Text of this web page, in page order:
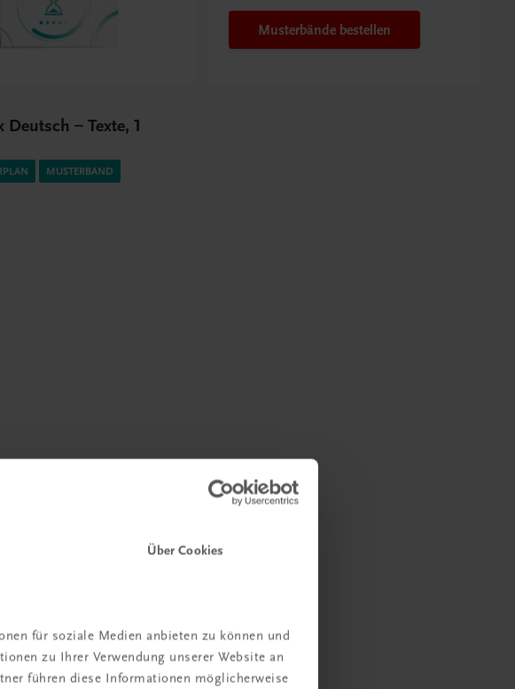
Über Cookies
für soziale Medien anbieten zu können und
zu Ihrer Verwendung unserer Website an
führen diese Informationen möglicherweise
Deutsch – Texte, 1
MUSTERBAND
Musterbände bestellen